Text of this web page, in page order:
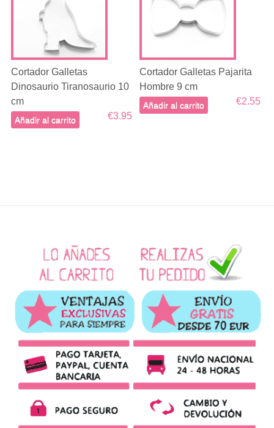
Cortador Galletas
Dinosaurio Tiranosaurio 10
cm
€3.95
Añadir al carrito
Cortador Galletas Pajarita
Hombre 9 cm
€2.55
Añadir al carrito